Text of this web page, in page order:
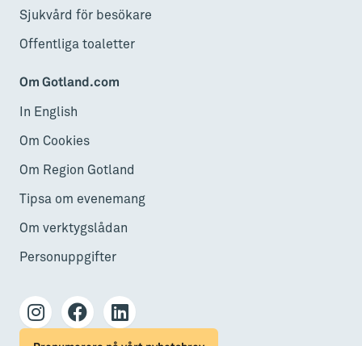
Sjukvård för besökare
Offentliga toaletter
Om Gotland.com
In English
Om Cookies
Om Region Gotland
Tipsa om evenemang
Om verktygslådan
Personuppgifter